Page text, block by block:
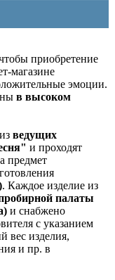
приобретение
магазине
эмоции.
в высоком
ведущих
и проходят
предмет
. Каждое изделие из
палаты
и снабжено
с указанием
вес изделия,
и пр. в